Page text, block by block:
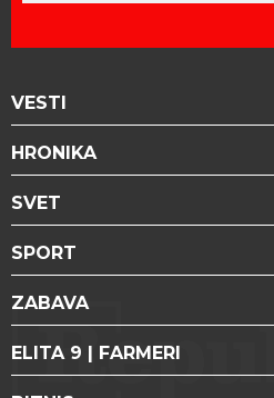
VESTI
HRONIKA
SVET
SPORT
ZABAVA
ELITA 9 | FARMERI